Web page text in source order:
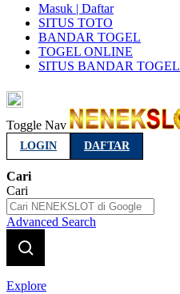
Masuk | Daftar
SITUS TOTO
BANDAR TOGEL
TOGEL ONLINE
SITUS BANDAR TOGEL
Toggle Nav
LOGIN DAFTAR
Cari
Cari
Advanced Search
Explore